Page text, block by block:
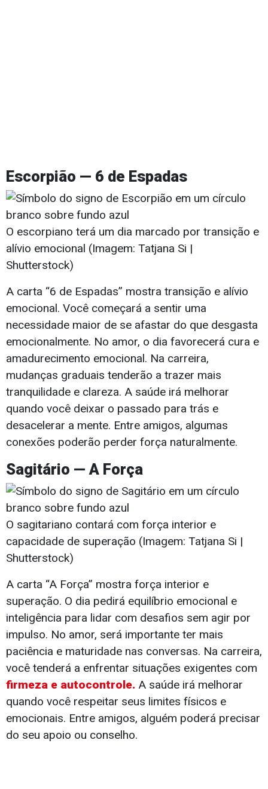
Escorpião — 6 de Espadas
O escorpiano terá um dia marcado por transição e
alívio emocional (Imagem: Tatjana Si |
Shutterstock)
A carta “6 de Espadas” mostra transição e alívio
emocional. Você começará a sentir uma
necessidade maior de se afastar do que desgasta
emocionalmente. No amor, o dia favorecerá cura e
amadurecimento emocional. Na carreira,
mudanças graduais tenderão a trazer mais
tranquilidade e clareza. A saúde irá melhorar
quando você deixar o passado para trás e
desacelerar a mente. Entre amigos, algumas
conexões poderão perder força naturalmente.
Sagitário — A Força
O sagitariano contará com força interior e
capacidade de superação (Imagem: Tatjana Si |
Shutterstock)
A carta “A Força” mostra força interior e
superação. O dia pedirá equilíbrio emocional e
inteligência para lidar com desafios sem agir por
impulso. No amor, será importante ter mais
paciência e maturidade nas conversas. Na carreira,
você tenderá a enfrentar situações exigentes com
firmeza e autocontrole. A saúde irá melhorar
quando você respeitar seus limites físicos e
emocionais. Entre amigos, alguém poderá precisar
do seu apoio ou conselho.